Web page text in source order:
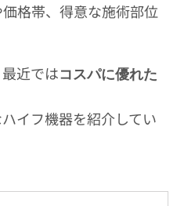
格帯、得意な施術部位
近ではコスパに優れた
イフ機器を紹介してい